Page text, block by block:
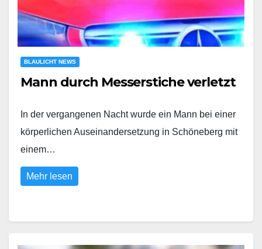
BLAULICHT NEWS
Mann durch Messerstiche verletzt
In der vergangenen Nacht wurde ein Mann bei einer
körperlichen Auseinandersetzung in Schöneberg mit
einem…
Mehr lesen